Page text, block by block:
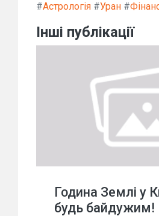
#Астрологія #Уран #
Інші публікації
Година Землі у
будь байдужим!